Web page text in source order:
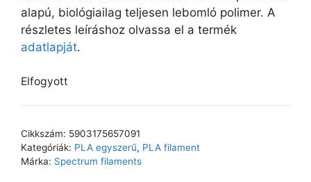
alapú, biológiailag teljesen lebomló polimer. A
részletes leíráshoz olvassa el a termék
adatlapját.
Elfogyott
Cikkszám: 5903175657091
Kategóriák: PLA egyszerű, PLA filament
Márka: Spectrum filaments